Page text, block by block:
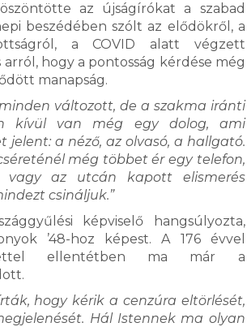
az újságírókat a szabad
beszédében szólt az elődökről, a
a COVID alatt végzett
hogy a pontosság kérdése még
manapság.
változott, de a szakma iránti
kívül van még egy dolog, ami
jelent: a néző, az olvasó, a hallgató.
még többet ér egy telefon,
vagy az utcán kapott elismerés
csináljuk.”
képviselő hangsúlyozta,
’48-hoz képest. A 176 évvel
ellentétben ma már a
hogy kérik a cenzúra eltörlését,
Hál Istennek ma olyan